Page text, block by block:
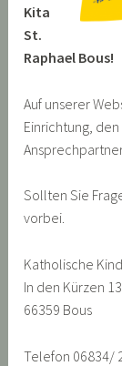
Kita
St.
Raphael Bous!
Auf unserer
Einrichtung,
Sollten Sie
vorbei.
Katholische
In den Kürzen 13
66359 Bous
Telefon 06834/